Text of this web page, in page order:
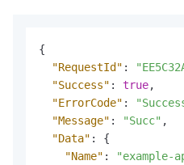
{
"RequestId" :
"Success" : true,
"ErrorCode" :
"Message" : "Succ" ,
"Data" :
{
"Name" : "example-